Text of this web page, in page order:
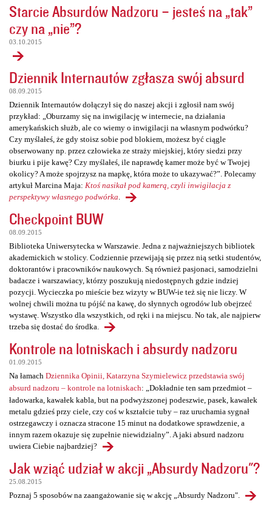
Starcie Absurdów Nadzoru – jesteś na „tak”
czy na „nie”?
03.10.2015
Dziennik Internautów zgłasza swój absurd
08.09.2015
Dziennik Internautów dołączył się do naszej akcji i zgłosił nam swój
przykład: „Oburzamy się na inwigilację w internecie, na działania
amerykańskich służb, ale co wiemy o inwigilacji na własnym podwórku?
Czy myślałeś, że gdy stoisz sobie pod blokiem, możesz być ciągle
obserwowany np. przez człowieka ze straży miejskiej, który siedzi przy
biurku i pije kawę? Czy myślałeś, ile naprawdę kamer może być w Twojej
okolicy? A może spojrzysz na mapkę, która może to ukazywać?”. Polecamy
artykuł Marcina Maja: Ktoś nasikał pod kamerą, czyli inwigilacja z
perspektywy własnego podwórka
Checkpoint BUW
08.09.2015
Biblioteka Uniwersytecka w Warszawie. Jedna z najważniejszych bibliotek
akademickich w stolicy. Codziennie przewijają się przez nią setki studentów,
doktorantów i pracowników naukowych. Są również pasjonaci, samodzielni
badacze i warszawiacy, którzy poszukują niedostępnych gdzie indziej
pozycji. Wycieczka po mieście bez wizyty w BUW-ie też się nie liczy. W
wolnej chwili można tu pójść na kawę, do słynnych ogrodów lub obejrzeć
wystawę. Wszystko dla wszystkich, od ręki i na miejscu. No tak, ale najpierw
trzeba się dostać do środka.
Kontrole na lotniskach i absurdy nadzoru
01.09.2015
Na łamach Dziennika Opinii, Katarzyna Szymielewicz przedstawia swój
absurd nadzoru – kontrole na lotniskach: „Dokładnie ten sam przedmiot –
ładowarka, kawałek kabla, but na podwyższonej podeszwie, pasek, kawałek
metalu gdzieś przy ciele, czy coś w kształcie tuby – raz uruchamia sygnał
ostrzegawczy i oznacza stracone 15 minut na dodatkowe sprawdzenie, a
innym razem okazuje się zupełnie niewidzialny”. A jaki absurd nadzoru
uwiera Ciebie najbardziej?
Jak wziąć udział w akcji „Absurdy Nadzoru"?
25.08.2015
Poznaj 5 sposobów na zaangażowanie się w akcję „Absurdy Nadzoru".